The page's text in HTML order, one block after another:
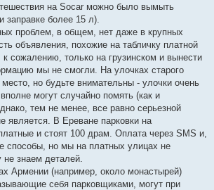
на Socar можно было вымыть
заправке более 15 л).
проблем, в общем, нет даже в крупных
объявления, похожие на табличку платной
к сожалению, только на грузинском и вынести
мы не смогли. На улочках старого
но будьте внимательны - улочки очень
могут случайно помять (как и
тем не менее, все равно серьезной
является. В Ереване парковки на
и стоят 100 драм. Оплата через SMS и,
способы, но мы на платных улицах не
не знаем деталей.
Армении (например, около монастырей)
себя парковщиками, могут при